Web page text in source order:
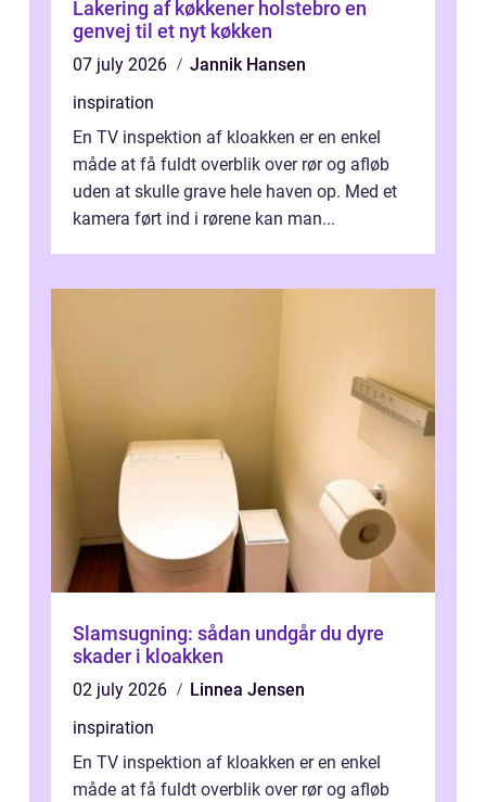
Lakering af køkkener holstebro en
genvej til et nyt køkken
07 july 2026
Jannik Hansen
inspiration
En TV inspektion af kloakken er en enkel
måde at få fuldt overblik over rør og afløb
uden at skulle grave hele haven op. Med et
kamera ført ind i rørene kan man...
Slamsugning: sådan undgår du dyre
skader i kloakken
02 july 2026
Linnea Jensen
inspiration
En TV inspektion af kloakken er en enkel
måde at få fuldt overblik over rør og afløb